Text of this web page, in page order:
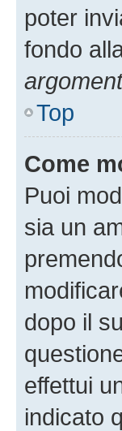
poter
fondo
Top
Come
Puoi
sia un
dopo il
effettui
indicato